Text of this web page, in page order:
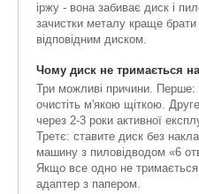
іржу - вона забиває диск і
зачистки металу краще
відповідним диском.
Чому диск не тримається на
Три можливі причини. Перше:
очистіть м'якою щіткою.
через 2-3 роки активної
Третє: ставите диск без
машину з пиловідводом «6
Якщо все одно не тримається
адаптер з папером.